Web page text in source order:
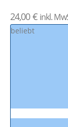
24,00€ inkl.
beliebt